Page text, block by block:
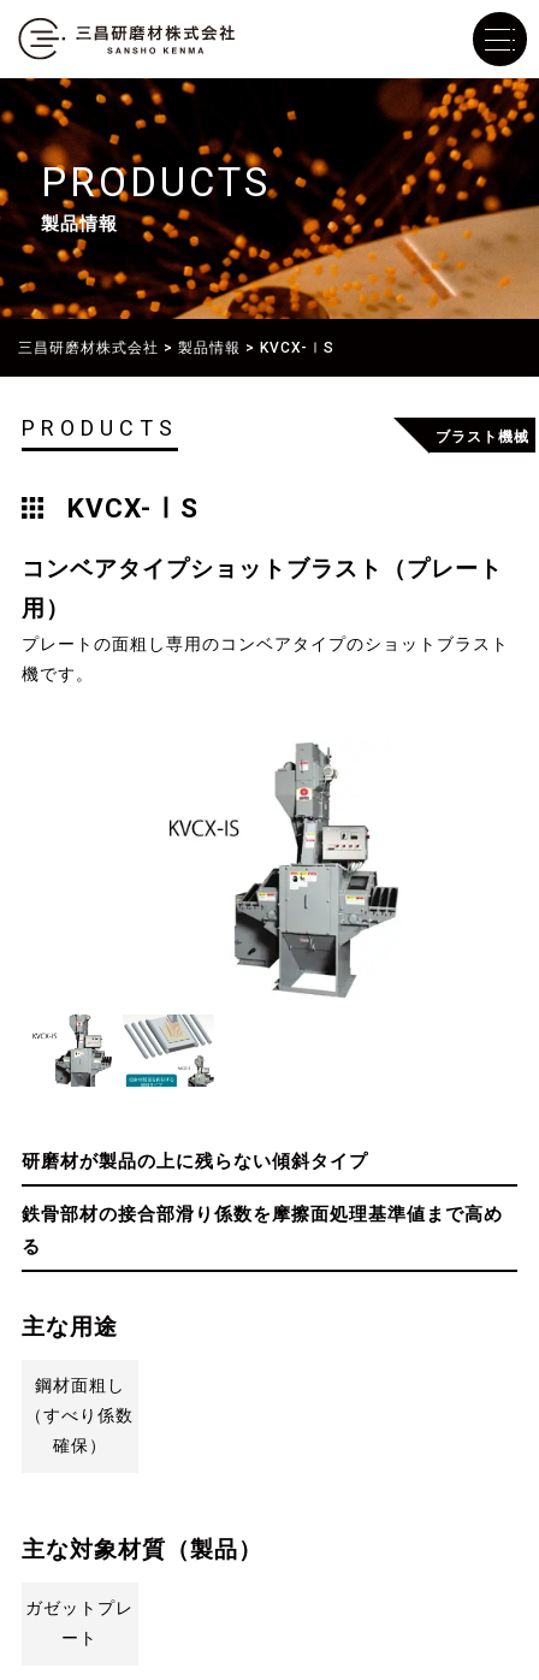
PRODUCTS
製品情報
三昌研磨材株式会社 > 製品情報 > KVCX-ⅠS
PRODUCTS
KVCX-ⅠS
ブラスト機械
コンベアタイプショットブラスト（プレート
用）
プレートの面粗し専用のコンベアタイプのショットブラスト
機です。
研磨材が製品の上に残らない傾斜タイプ
鉄骨部材の接合部滑り係数を摩擦面処理基準値まで高め
る
主な用途
鋼材面粗し
（すべり係数
確保）
主な対象材質（製品）
ガゼットプレ
ート